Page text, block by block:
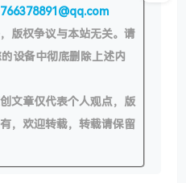
766378891@qq.com
版权争议与本站无关。请
设备中彻底删除上述内
文章仅代表个人观点，版
，欢迎转载，转载请保留